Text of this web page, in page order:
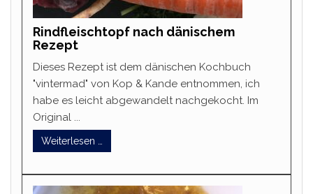
Rindfleischtopf nach dänischem
Rezept
Dieses Rezept ist dem dänischen Kochbuch
"vintermad" von Kop & Kande entnommen, ich
habe es leicht abgewandelt nachgekocht. Im
Original ...
Weiterlesen …